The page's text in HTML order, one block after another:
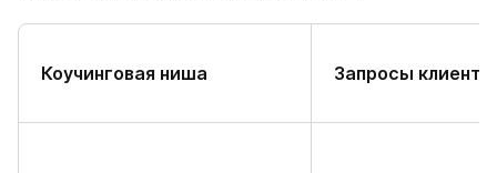
Коучинговая ниша Запросы